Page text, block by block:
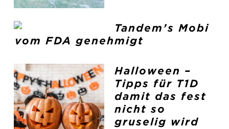
Tandem’s Mobi
vom FDA genehmigt
Halloween –
Tipps für T1D
damit das fest
nicht so
gruselig wird